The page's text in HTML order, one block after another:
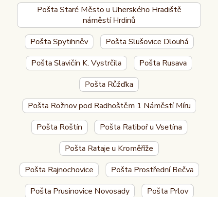
Pošta Staré Město u Uherského Hradiště
náměstí Hrdinů
Pošta Spytihněv
Pošta Slušovice Dlouhá
Pošta Slavičín K. Vystrčila
Pošta Rusava
Pošta Růžďka
Pošta Rožnov pod Radhoštěm 1 Náměstí Míru
Pošta Roštín
Pošta Ratiboř u Vsetína
Pošta Rataje u Kroměříže
Pošta Rajnochovice
Pošta Prostřední Bečva
Pošta Prusinovice Novosady
Pošta Prlov